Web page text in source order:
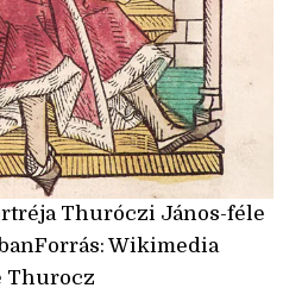
Thuróczi János-féle
Wikimedia
Thurocz